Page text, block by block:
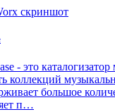
- это
коллекций
большое
п…